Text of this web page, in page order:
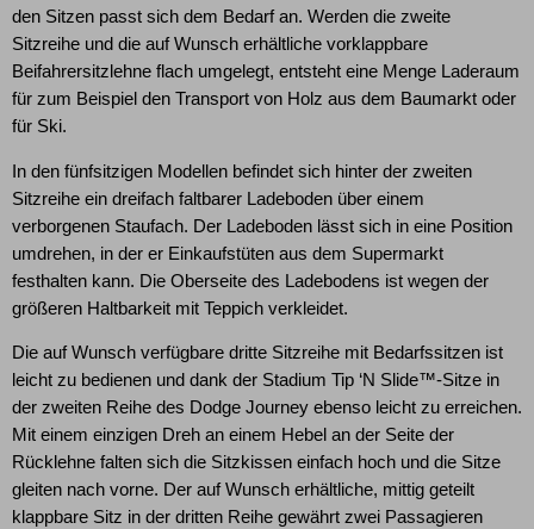
den Sitzen passt sich dem Bedarf an. Werden die zweite
Sitzreihe und die auf Wunsch erhältliche vorklappbare
Beifahrersitzlehne flach umgelegt, entsteht eine Menge Laderaum
für zum Beispiel den Transport von Holz aus dem Baumarkt oder
für Ski.
In den fünfsitzigen Modellen befindet sich hinter der zweiten
Sitzreihe ein dreifach faltbarer Ladeboden über einem
verborgenen Staufach. Der Ladeboden lässt sich in eine Position
umdrehen, in der er Einkaufstüten aus dem Supermarkt
festhalten kann. Die Oberseite des Ladebodens ist wegen der
größeren Haltbarkeit mit Teppich verkleidet.
Die auf Wunsch verfügbare dritte Sitzreihe mit Bedarfssitzen ist
leicht zu bedienen und dank der Stadium Tip ‘N Slide™-Sitze in
der zweiten Reihe des Dodge Journey ebenso leicht zu erreichen.
Mit einem einzigen Dreh an einem Hebel an der Seite der
Rücklehne falten sich die Sitzkissen einfach hoch und die Sitze
gleiten nach vorne. Der auf Wunsch erhältliche, mittig geteilt
klappbare Sitz in der dritten Reihe gewährt zwei Passagieren